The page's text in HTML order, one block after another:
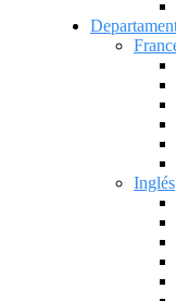
Inglés